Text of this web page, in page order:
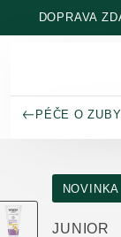
Přeskočit na hlavní
DOPRAVA
PÉČE O
NOVINKA
JUNIOR